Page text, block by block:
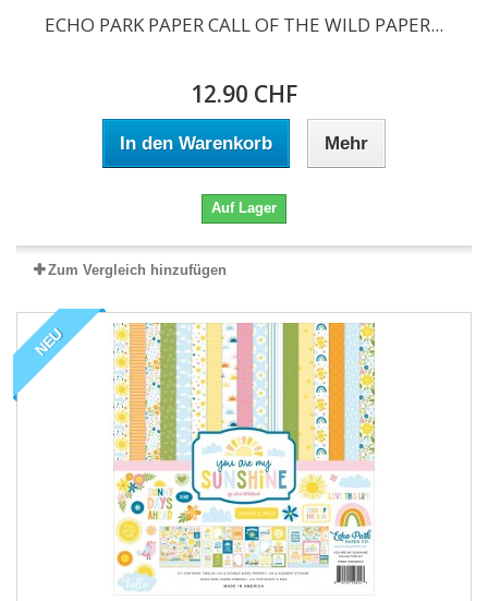
ECHO PARK PAPER CALL OF THE WILD PAPER...
12.90 CHF
In den Warenkorb Mehr
Auf Lager
Zum Vergleich hinzufügen
NEU